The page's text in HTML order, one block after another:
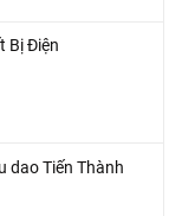
Bị Điện
dao Tiến Thành